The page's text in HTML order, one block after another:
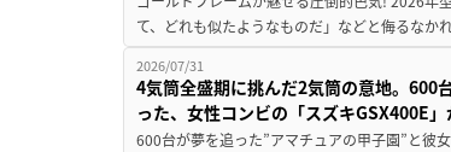
て、どれも似たようなものだ」などと侮るな
2026/07/31
4気筒全盛期に挑んだ2気筒の意地。600
った、女性コンビの「スズキGSX400E
600台が夢を追った”アマチュアの甲子園”と彼